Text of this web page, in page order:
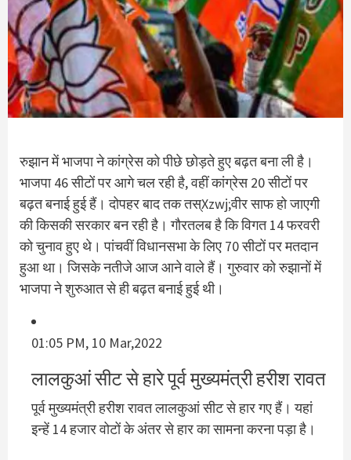
रुझान में भाजपा ने कांग्रेस को पीछे छोड़ते हुए बढ़त बना ली है।
भाजपा 46 सीटों पर आगे चल रही है, वहीं कांग्रेस 20 सीटों पर
बढ़त बनाई हुई हैं। दोपहर बाद तक तस्Xzwj;वीर साफ हो जाएगी
की किसकी सरकार बन रही है। गौरतलब है कि विगत 14 फरवरी
को चुनाव हुए थे। पांचवीं विधानसभा के लिए 70 सीटों पर मतदान
हुआ था। जिसके नतीजे आज आने वाले हैं। गुरुवार को रुझानों में
भाजपा ने शुरुआत से ही बढ़त बनाई हुई थी।
01:05 PM, 10 Mar,2022
लालकुआं सीट से हारे पूर्व मुख्‍यमंत्री हरीश रावत
पूर्व मुख्‍यमंत्री हरीश रावत लालकुआं सीट से हार गए हैं। यहां
इन्‍हें 14 हजार वोटों के अंतर से हार का सामना करना पड़ा है।